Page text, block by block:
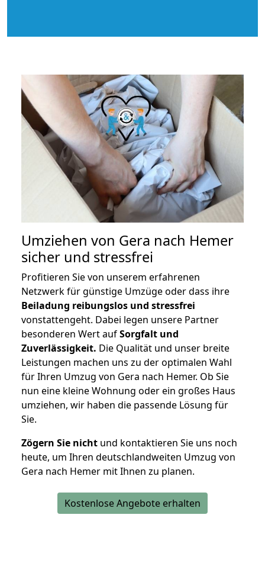
Umziehen von Gera nach Hemer
sicher und stressfrei
Profitieren Sie von unserem erfahrenen
Netzwerk für günstige Umzüge oder dass ihre
Beiladung reibungslos und stressfrei
vonstattengeht. Dabei legen unsere Partner
besonderen Wert aufSorgfalt und
Zuverlässigkeit. Die Qualität und unser breite
Leistungen machen uns zu der optimalen Wahl
für Ihren Umzug von Gera nach Hemer. Ob Sie
nun eine kleine Wohnung oder ein großes Haus
umziehen, wir haben die passende Lösung für
Sie.
Zögern Sie nicht und kontaktieren Sie uns noch
heute, um Ihren deutschlandweiten Umzug von
Gera nach Hemer mit Ihnen zu planen.
Kostenlose Angebote erhalten